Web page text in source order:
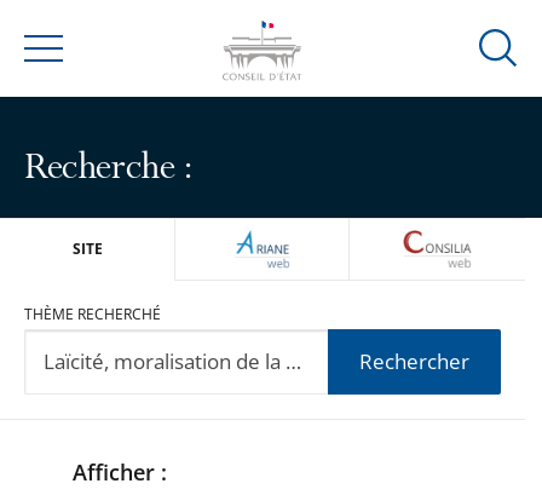
Menu
Ouvrir
Recherche :
SITE ARIANEWEB
THÈME RECHERCHÉ
Rechercher
Passer
PasserAfficher :